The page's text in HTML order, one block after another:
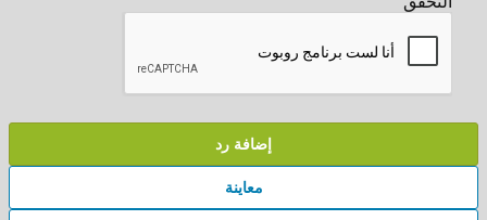
إضافة رد
معاينة